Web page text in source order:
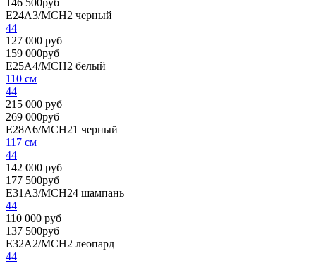
E24A3/MCH2 черный
44
127 000 руб
159 000руб
E25A4/MCH2 белый
110 см
44
215 000 руб
269 000руб
E28A6/MCH21 черный
117 см
44
142 000 руб
177 500руб
E31A3/MCH24 шампань
44
110 000 руб
137 500руб
E32A2/MCH2 леопард
44